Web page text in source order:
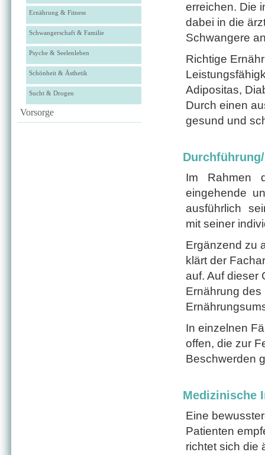
Ernährung & Fitness
Schwangerschaft & Familie
Psyche & Seelenleben
Schönheit & Ästhetik
Sucht & Drogen
Vorsorge
erreichen. Die
dabei in die
Schwangere
Richtige
Adipositas,
Durch einen
gesund und
Im Rahmen
eingehende
ausführlich
mit seiner
Ergänzend zu
klärt der
auf. Auf dieser
Ernährung
In einzelnen
offen, die zur
Beschwerden
Medizinische
Eine
Patienten
richtet sich die